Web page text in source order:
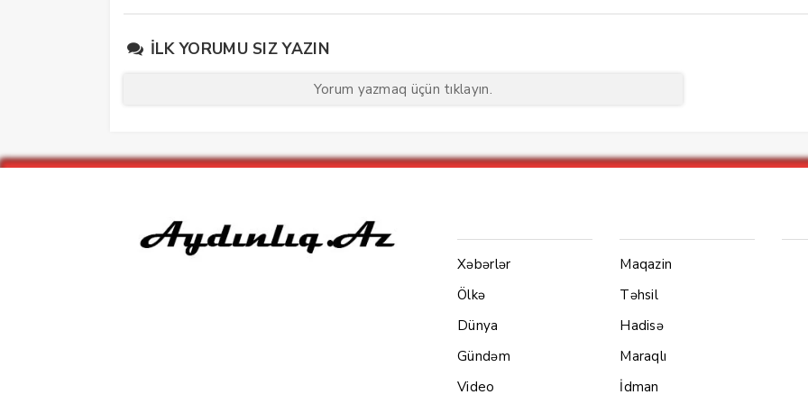
İLK YORUMU SIZ YAZIN
Yorum yazmaq üçün tıklayın.
Xəbərlər
Ölkə
Dünya
Gündəm
Video
Maqazin
Təhsil
Hadisə
Maraqlı
İdman